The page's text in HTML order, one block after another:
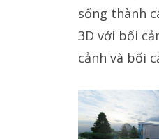
sống thành
3D với bối
cảnh và bối